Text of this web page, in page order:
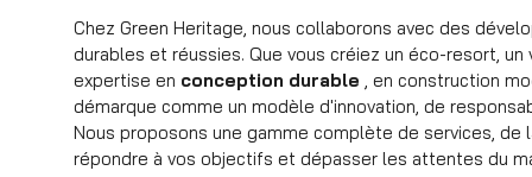
Chez Green Heritage, nous collaborons avec des
durables et réussies. Que vous créiez un éco-resort,
expertise en conception durable , en construction
démarque comme un modèle d'innovation, de
Nous proposons une gamme complète de services,
répondre à vos objectifs et dépasser les attentes du